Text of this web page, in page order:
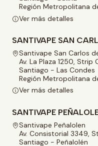
Región Metropolitana
Ver más detalles
SANTIVAPE SAN
Santivape San Carlos
Av. La Plaza 1250, Strip
Santiago - Las Condes
Región Metropolitana
Ver más detalles
SANTIVAPE
Santivape Peñalolen
Av. Consistorial 3349,
Santiago - Peñalolén